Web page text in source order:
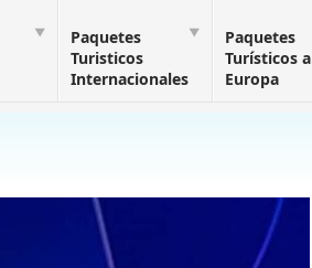
Paquetes
Turisticos
Internacionales
Paquetes
Turísticos a
Europa